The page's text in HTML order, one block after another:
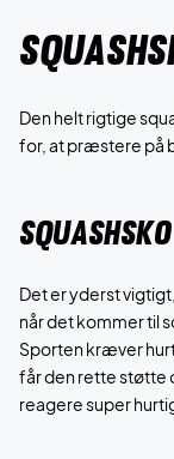
Den helt rigtige
for, at præstere på
Det er yderst
når det kommer til
Sporten kræver
får den rette støtte
reagere super